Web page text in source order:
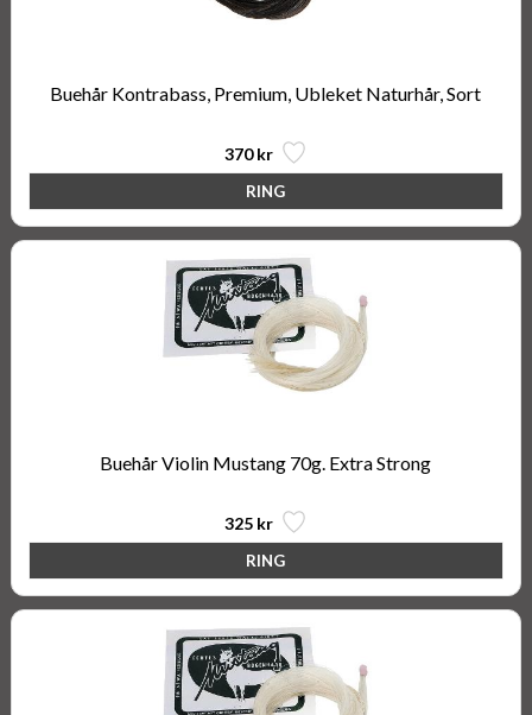
Buehår Kontrabass, Premium, Ubleket Naturhår, Sort
370 kr
Buehår Violin Mustang 70g. Extra Strong
325 kr